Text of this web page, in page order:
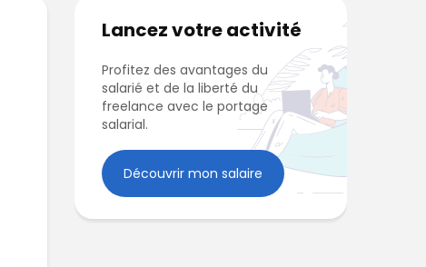
Lancez votre activité
Profitez des avantages du
salarié et de la liberté du
freelance avec le portage
salarial.
Découvrir mon salaire